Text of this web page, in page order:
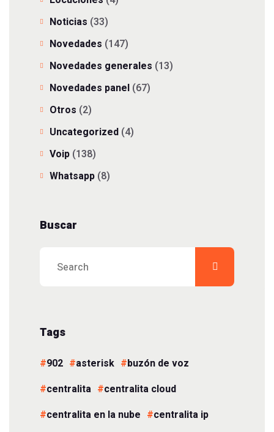
Noticias (33)
Novedades (147)
Novedades generales (13)
Novedades panel (67)
Otros (2)
Uncategorized (4)
Voip (138)
Whatsapp (8)
Buscar
Tags
902 asterisk
buzón de voz
centralita
centralita cloud
centralita en la nube
centralita ip